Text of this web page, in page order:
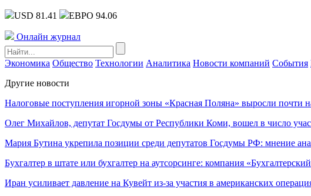
USD 81.41 ЕВРО 94.06
Онлайн журнал
Экономика Общество Технологии Аналитика Новости компаний События
Другие новости
Налоговые поступления игорной зоны «Красная Поляна» выросли почти
Олег Михайлов, депутат Госдумы от Республики Коми, вошел в число
Мария Бутина укрепила позиции среди депутатов Госдумы РФ: мнение
Бухгалтер в штате или бухгалтер на аутсорсинге: компания
Иран усиливает давление на Кувейт из-за участия в американских